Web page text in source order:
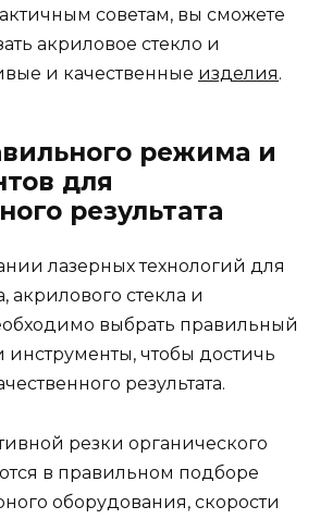
советам, вы сможете
акриловое стекло и
и качественные изделия.
режима и
для
результата
лазерных технологий для
акрилового стекла и
выбрать правильный
чтобы достичь
результата.
резки органического
в правильном подборе
оборудования, скорости